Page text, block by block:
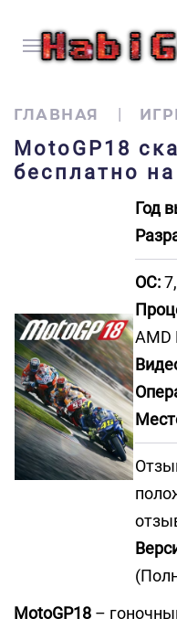
ГЛАВНАЯ
MotoGP18
бесплатно
Год
ОС:
AMD
MotoGP18 –